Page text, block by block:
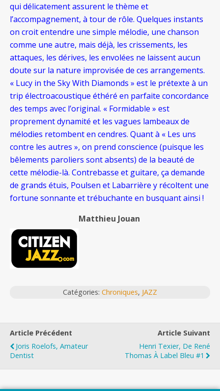
qui délicatement assurent le thème et
l’accompagnement, à tour de rôle. Quelques instants
on croit entendre une simple mélodie, une chanson
comme une autre, mais déjà, les crissements, les
attaques, les dérives, les envolées ne laissent aucun
doute sur la nature improvisée de ces arrangements.
« Lucy in the Sky With Diamonds » est le prétexte à un
trip électroacoustique éthéré en parfaite concordance
des temps avec l’original. « Formidable » est
proprement dynamité et les vagues lambeaux de
mélodies retombent en cendres. Quant à « Les uns
contre les autres », on prend conscience (puisque les
bêlements paroliers sont absents) de la beauté de
cette mélodie-là. Contrebasse et guitare, ça demande
de grands étuis, Poulsen et Labarrière y récoltent une
fortune sonnante et trébuchante en busquant ainsi !
Matthieu Jouan
Catégories: Chroniques, JAZZ
Article Précédent
Joris Roelofs, Amateur
Dentist
Article Suivant
Henri Texier, De René
Thomas À Label Bleu #1